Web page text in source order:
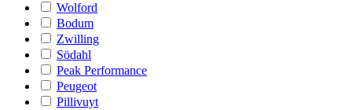
Wolford
Bodum
Zwilling
Södahl
Peak Performance
Peugeot
Pillivuyt